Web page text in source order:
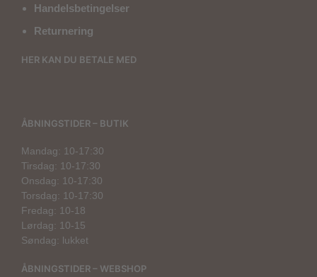
Handelsbetingelser
Returnering
HER KAN DU BETALE MED
ÅBNINGSTIDER – BUTIK
Mandag: 10-17:30
Tirsdag: 10-17:30
Onsdag: 10-17:30
Torsdag: 10-17:30
Fredag: 10-18
Lørdag: 10-15
Søndag: lukket
ÅBNINGSTIDER – WEBSHOP